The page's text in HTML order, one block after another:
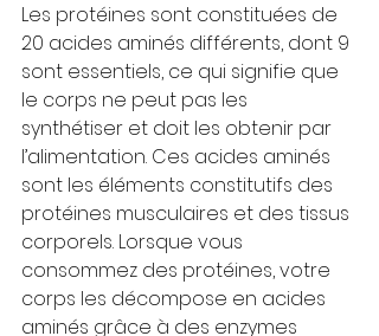
Les protéines sont constituées de
20 acides aminés différents, dont 9
sont essentiels, ce qui signifie que
le corps ne peut pas les
synthétiser et doit les obtenir par
l’alimentation. Ces acides aminés
sont les éléments constitutifs des
protéines musculaires et des tissus
corporels. Lorsque vous
consommez des protéines, votre
corps les décompose en acides
aminés grâce à des enzymes